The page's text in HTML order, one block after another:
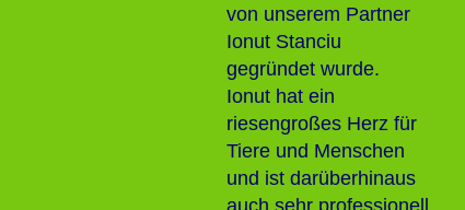
von unserem Partner
Ionut Stanciu
gegründet wurde.
Ionut hat ein
riesengroßes Herz für
Tiere und Menschen
und ist darüberhinaus